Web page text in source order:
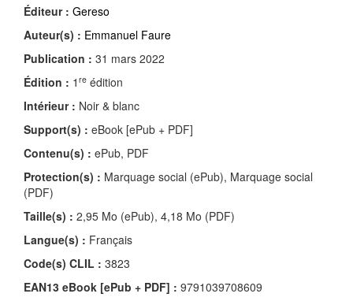
Éditeur : Gereso
Auteur(s) : Emmanuel Faure
Publication : 31 mars 2022
Édition : 1 re édition
Intérieur : Noir & blanc
Support(s) : eBook [ePub + PDF]
Contenu(s) : ePub, PDF
Protection(s) : Marquage social (ePub), Marquage social
(PDF)
Taille(s) : 2,95 Mo (ePub), 4,18 Mo (PDF)
Langue(s) : Français
Code(s) CLIL : 3823
EAN13 eBook [ePub + PDF] : 9791039708609